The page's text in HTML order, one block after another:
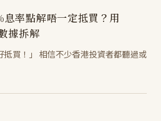
率點解唔一定抵買？用
據拆解
抵買！」 相信不少香港投資者都聽過或